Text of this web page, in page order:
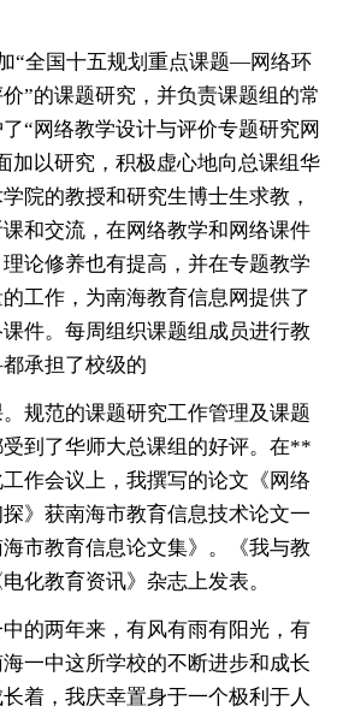
“全国十五规划重点课题—网络环
”的课题研究，并负责课题组的常
“网络教学设计与评价专题研究网
加以研究，积极虚心地向总课组华
院的教授和研究生博士生求教，
和交流，在网络教学和网络课件
论修养也有提高，并在专题教学
工作，为南海教育信息网提供了
件。每周组织课题组成员进行教
承担了校级的
规范的课题研究工作管理及课题
到了华师大总课组的好评。在**
作会议上，我撰写的论文《网络
》获南海市教育信息技术论文一
市教育信息论文集》。《我与教
化教育资讯》杂志上发表。
的两年来，有风有雨有阳光，有
一中这所学校的不断进步和成长
着，我庆幸置身于一个极利于人